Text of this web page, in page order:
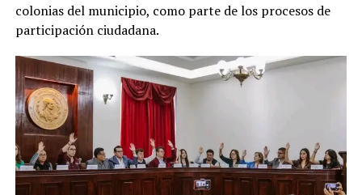
colonias del municipio, como parte de los procesos de
participación ciudadana.